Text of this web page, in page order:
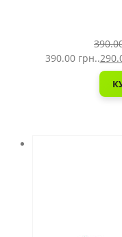
390.00 грн..